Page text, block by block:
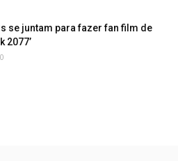
se juntam para fazer fan film de
2077’